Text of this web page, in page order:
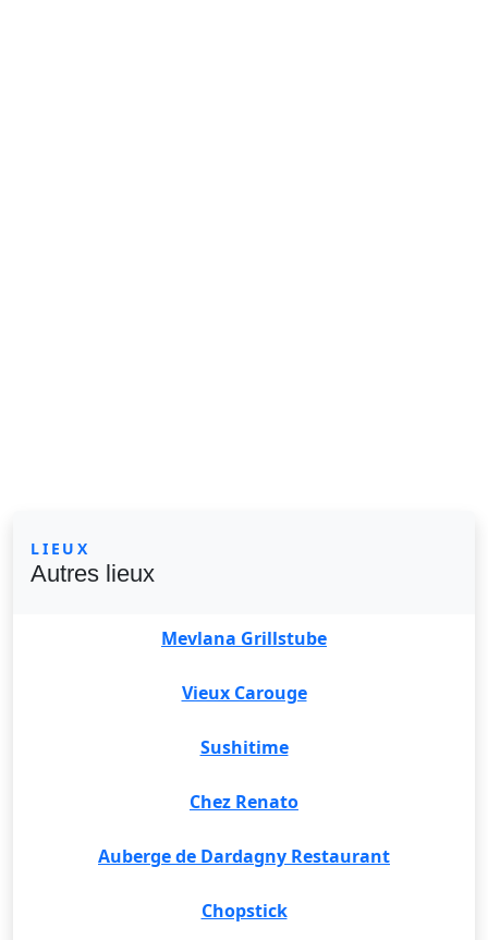
LIEUX
Autres lieux
Mevlana Grillstube
Vieux Carouge
Sushitime
Chez Renato
Auberge de Dardagny Restaurant
Chopstick